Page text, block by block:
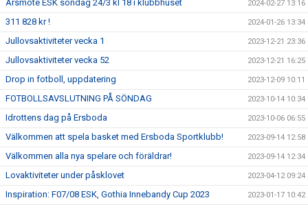
Årsmöte ESK söndag 24/3 kl 18 i klubbhuset 2024-02-27 13:16
311 828 kr ! 2024-01-26 13:34
Jullovsaktiviteter vecka 1 2023-12-21 23:36
Jullovsaktiviteter vecka 52 2023-12-21 16:25
Drop in fotboll, uppdatering 2023-12-09 10:11
FOTBOLLSAVSLUTNING PÅ SÖNDAG 2023-10-14 10:34
Idrottens dag på Ersboda 2023-10-06 06:55
Välkommen att spela basket med Ersboda Sportklubb! 2023-09-14 12:58
Välkommen alla nya spelare och föräldrar! 2023-09-14 12:34
Lovaktiviteter under påsklovet 2023-04-12 09:24
Inspiration: F07/08 ESK, Gothia Innebandy Cup 2023 2023-01-17 10:42